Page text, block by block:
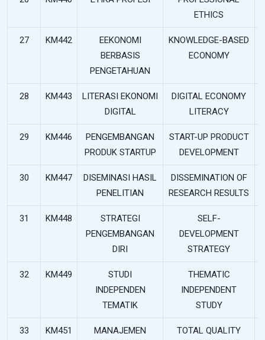
ETHICS
27 KM442
EEKONOMI
BERBASIS
PENGETAHUAN
KNOWLEDGE-BASED
ECONOMY
28 KM443
LITERASI EKONOMI
DIGITAL
DIGITAL ECONOMY
LITERACY
29 KM446
PENGEMBANGAN
PRODUK STARTUP
START-UP PRODUCT
DEVELOPMENT
30 KM447
DISEMINASI HASIL
PENELITIAN
DISSEMINATION OF
RESEARCH RESULTS
31 KM448
STRATEGI
PENGEMBANGAN
DIRI
SELF-
DEVELOPMENT
STRATEGY
32 KM449
STUDI
INDEPENDEN
TEMATIK
THEMATIC
INDEPENDENT
STUDY
33 KM451
MANAJEMEN
TOTAL QUALITY